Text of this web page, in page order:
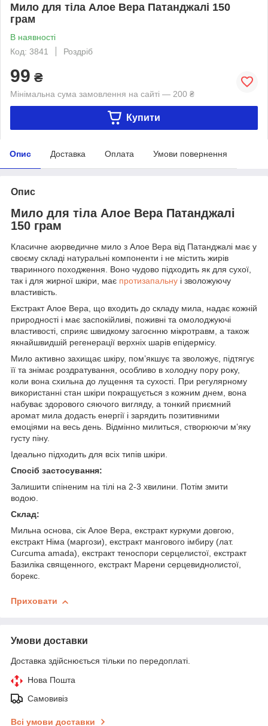
Мило для тіла Алое Вера Патанджалі 150
грам
В наявності
Код: 3841
Роздріб
99 ₴
Мінімальна сума замовлення на сайті — 200 ₴
Купити
Опис Доставка Оплата Умови повернення
Опис
Мило для тіла Алое Вера Патанджалі
150 грам
Класичне аюрведичне мило з Алое Вера від Патанджалі має у
своєму складі натуральні компоненти і не містить жирів
тваринного походження. Воно чудово підходить як для сухої,
так і для жирної шкіри, має протизапальну і зволожуючу
властивість.
Екстракт Алое Вера, що входить до складу мила, надає кожній
природності і має заспокійливі, поживні та омолоджуючі
властивості, сприяє швидкому загоєнню мікротравм, а також
якнайшвидшій регенерації верхніх шарів епідермісу.
Мило активно захищає шкіру, пом’якшує та зволожує, підтягує
її та знімає роздратування, особливо в холодну пору року,
коли вона схильна до лущення та сухості. При регулярному
використанні стан шкіри покращується з кожним днем, вона
набуває здорового сяючого вигляду, а тонкий приємний
аромат мила додасть енергії і зарядить позитивними
емоціями на весь день. Відмінно милиться, створюючи м’яку
густу піну.
Ідеально підходить для всіх типів шкіри.
Спосіб застосування:
Залишити спіненим на тілі на 2-3 хвилини. Потім змити
водою.
Склад:
Мильна основа, сік Алое Вера, екстракт куркуми довгою,
екстракт Німа (маргози), екстракт мангового імбиру (лат.
Curcuma amada), екстракт теноспори серцелистої, екстракт
Базиліка священного, екстракт Марени серцевиднолистої,
борекс.
Приховати
Умови доставки
Доставка здійснюється тільки по передоплаті.
Нова Пошта
Самовивіз
Всі умови доставки